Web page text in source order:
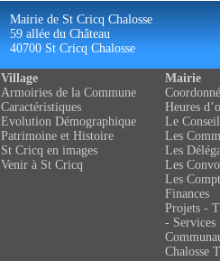
Mairie de St Cricq Chalosse
59 allée du Château
40700 St Cricq Chalosse
Village
Armoiries de la Commune
Caractéristiques
Evolution Démographique
Patrimoine et Histoire
St Cricq en images
Venir à St Cricq
Mairie
Heures
Le
Les
Les
Les
Les
Finances
Projets -
- Services
Chalosse